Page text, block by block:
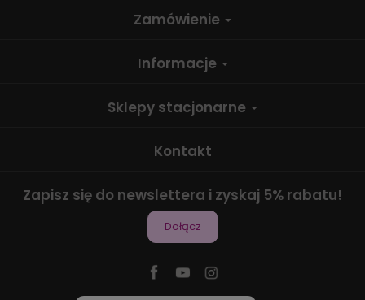
Zamówienie
Informacje
Sklepy stacjonarne
Kontakt
Zapisz się do newslettera i zyskaj 5% rabatu!
Dołącz